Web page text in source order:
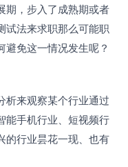
期，步入了成熟期或者
试法来求职那么可能职
免这一情况发生呢？
析来观察某个行业通过
能手机行业、短视频行
的行业昙花一现、也有